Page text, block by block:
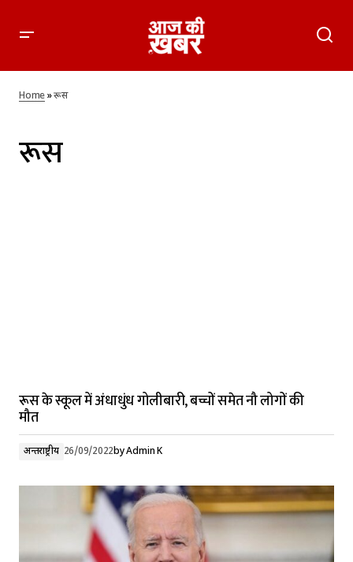
Home»रूस
रूस
रूस के स्कूल में अंधाधुंध गोलीबारी, बच्चों समेत नौ लोगों की
मौत
अन्तर्राष्ट्रीय 26/09/2022byAdmin K